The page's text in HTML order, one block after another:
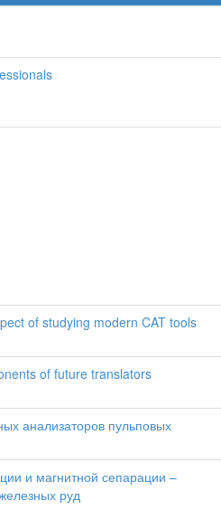
of studying modern CAT tools
of future translators
анализаторов пульповых
и магнитной сепарации –
руд